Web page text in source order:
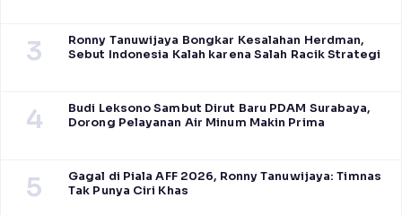
3
Ronny Tanuwijaya Bongkar Kesalahan Herdman,
Sebut Indonesia Kalah karena Salah Racik Strategi
4
Budi Leksono Sambut Dirut Baru PDAM Surabaya,
Dorong Pelayanan Air Minum Makin Prima
5
Gagal di Piala AFF 2026, Ronny Tanuwijaya: Timnas
Tak Punya Ciri Khas